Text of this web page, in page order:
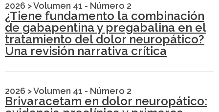
2026 >Volumen 41 - Número 2
¿Tiene fundamento la combinación
de gabapentina y pregabalina en el
tratamiento del dolor neuropático?
Una revisión narrativa crítica
2026 >Volumen 41 - Número 2
Brivaracetam en dolor neuropático: